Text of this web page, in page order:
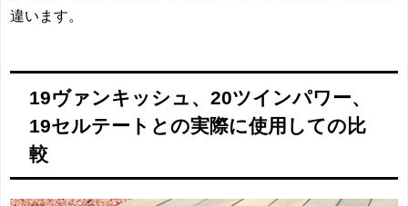
違います。
19ヴァンキッシュ、20ツインパワー、
19セルテートとの実際に使用しての比
較